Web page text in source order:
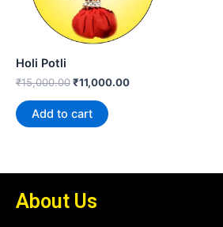
Holi Potli
₹15,000.00₹11,000.00
Add to cart
About Us